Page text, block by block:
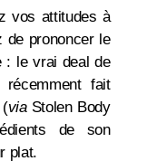
vos attitudes à
de prononcer le
: le vrai deal de
fait
viaStolen Body
de son
plat.